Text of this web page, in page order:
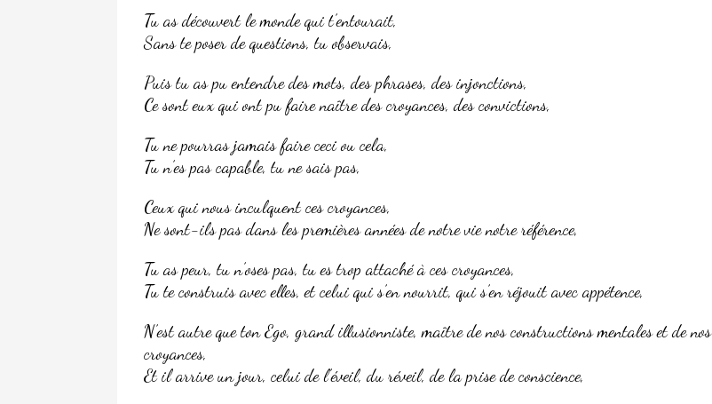
Tu as découvert le monde qui t’entourait,
Sans te poser de questions, tu observais,
Puis tu as pu entendre des mots, des phrases, des injonctions,
Ce sont eux qui ont pu faire naître des croyances, des convictions,
Tu ne pourras jamais faire ceci ou cela,
Tu n’es pas capable, tu ne sais pas,
Ceux qui nous inculquent ces croyances,
Ne sont-ils pas dans les premières années de notre vie notre référence,
Tu as peur, tu n’oses pas, tu es trop attaché à ces croyances,
Tu te construis avec elles, et celui qui s’en nourrit, qui s’en réjouit avec appétence,
N’est autre que ton Ego, grand illusionniste, maître de nos constructions mentales et de nos
croyances,
Et il arrive un jour, celui de l’éveil, du réveil, de la prise de conscience,